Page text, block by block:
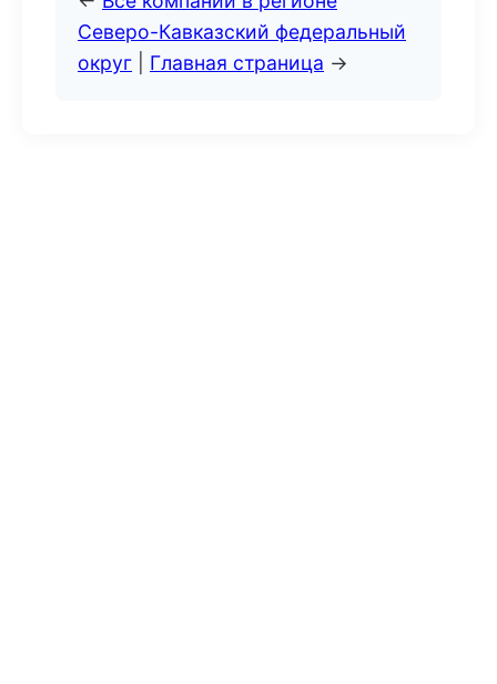
Северо-Кавказский федеральный
округ
Главная страница →